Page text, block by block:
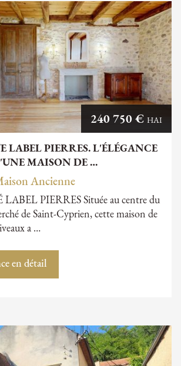
LABEL PIERRES. L'ÉLÉGANCE
MAISON DE …
240 750 € HAI
Ancienne
PIERRES Située au centre du
de Saint-Cyprien, cette maison de
a …
en détail